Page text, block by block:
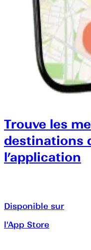
Trouve les
destinations
l’application
Disponible sur
l'App Store